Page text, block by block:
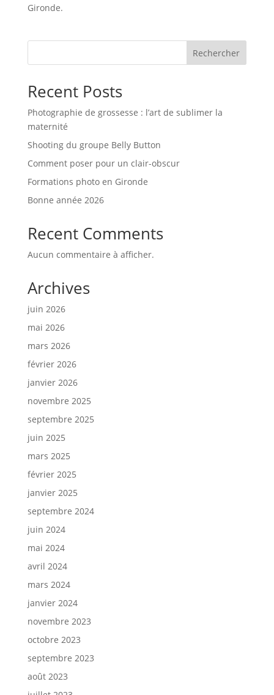
Gironde.
Rechercher
Recent Posts
Photographie de grossesse : l’art de sublimer la
maternité
Shooting du groupe Belly Button
Comment poser pour un clair-obscur
Formations photo en Gironde
Bonne année 2026
Recent Comments
Aucun commentaire à afficher.
Archives
juin 2026
mai 2026
mars 2026
février 2026
janvier 2026
novembre 2025
septembre 2025
juin 2025
mars 2025
février 2025
janvier 2025
septembre 2024
juin 2024
mai 2024
avril 2024
mars 2024
janvier 2024
novembre 2023
octobre 2023
septembre 2023
août 2023